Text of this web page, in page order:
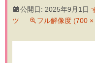
公開日: 2025年9月1日
ツ
フル解像度 (700